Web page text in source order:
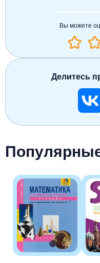
Вы можете
Делитесь